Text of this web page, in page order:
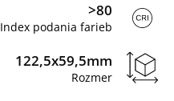
>80
Index podania farieb
122,5x59,5mm
Rozmer